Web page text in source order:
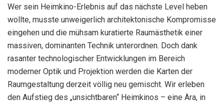
Wer sein Heimkino-Erlebnis auf das nächste Level heben
wollte, musste unweigerlich architektonische Kompromisse
eingehen und die mühsam kuratierte Raumästhetik einer
massiven, dominanten Technik unterordnen. Doch dank
rasanter technologischer Entwicklungen im Bereich
moderner Optik und Projektion werden die Karten der
Raumgestaltung derzeit völlig neu gemischt. Wir erleben
den Aufstieg des „unsichtbaren“ Heimkinos – eine Ära, in